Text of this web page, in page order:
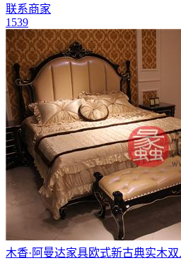
联系商家
1539
木香·阿曼达家具欧式新古典实木